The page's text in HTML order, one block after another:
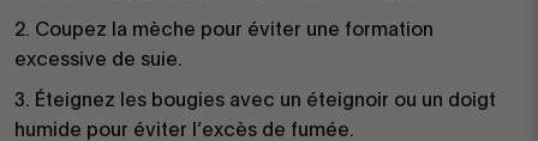
Coupez la mèche pour éviter une formation
excessive de suie.
Éteignez les bougies avec un éteignoir ou un doigt
humide pour éviter l’excès de fumée.